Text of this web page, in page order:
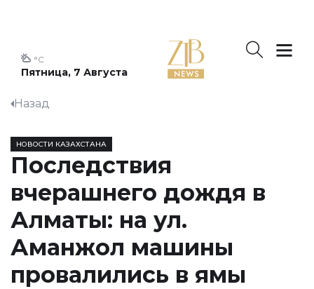
Пятница, 7 Августа
°C
Назад
НОВОСТИ КАЗАХСТАНА
Последствия
вчерашнего дождя в
Алматы: на ул.
Аманжол машины
провалились в ямы